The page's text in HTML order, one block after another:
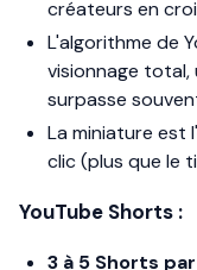
créateurs en
L'algorithme de
visionnage total,
surpasse
La miniature est
clic (plus que le
YouTube Shorts :
3 à 5 Shorts